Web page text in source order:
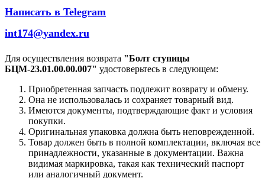
Написать в Telegram
int174@yandex.ru
Для осуществления возврата "Болт ступицы
БЦМ-23.01.00.00.007" удостоверьтесь в следующем:
Приобретенная запчасть подлежит возврату и обмену.
Она не использовалась и сохраняет товарный вид.
Имеются документы, подтверждающие факт и условия
покупки.
Оригинальная упаковка должна быть неповрежденной.
Товар должен быть в полной комплектации, включая все
принадлежности, указанные в документации. Важна
видимая маркировка, такая как технический паспорт
или аналогичный документ.